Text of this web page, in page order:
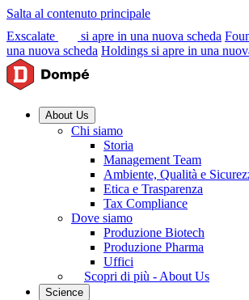
Salta al contenuto principale
Exscalate
si apre in una nuova scheda
una nuova scheda Holdings si apre in una
About Us
Chi siamo
Storia
Management Team
Ambiente, Qualità e
Etica e Trasparenza
Tax Compliance
Dove siamo
Produzione Biotech
Produzione Pharma
Uffici
Scopri di più - About Us
Science